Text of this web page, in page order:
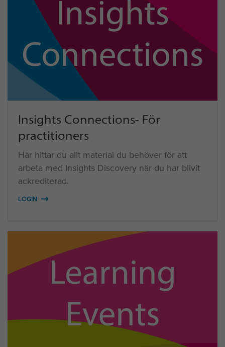
Insights Connections- För
practitioners
Här hittar du allt material du behöver för att
arbeta med Insights Discovery när du har blivit
ackrediterad.
LOGIN